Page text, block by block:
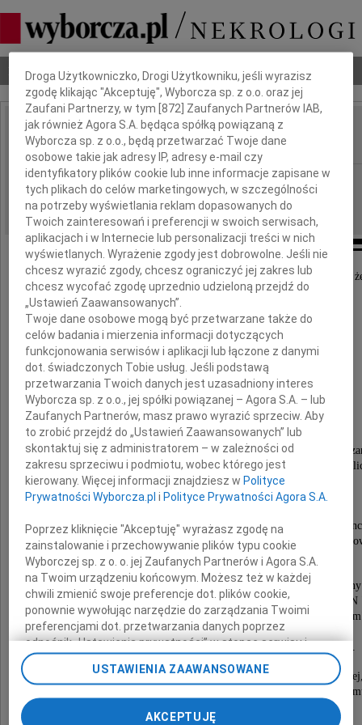
Nekrologi Odeszli Poradnik pogrzebowy
IMIĘ I NAZWISKO: Zenon Wechmann
REGION: Poznań
DATA EMISJI: 24.05.2024
Z głębokim żalem i smutkiem przyjęliśmy wiadomość,
major
Zenon Wechmann
Harcerz, uczestnik drugiej konspiracji o pseudonimie
aresztowany w 1952 r., więzień Rawicza, obozów pracy w
uczestnik Poznańskiego Czerwca 1956.
w wolnej Polsce przewodniczący Wojewódzkiej Rady
prezes Związku Więźniów Politycznych Okresu
Oddział Wielkopolska.
Za swoje pełne poświęcenia Polsce życie
Krzyżem Wolności i Solidarności, Nagrodą Honorową Prezesa
złotym medalem "Reipublicae Memoriae
W 2023 r. odznaczony przez Prezydenta RP
Krzyżem Wielkim Orderu Odrodzenia Polski.
Współpracował z Instytutem Pamięci
dawał nieustannie świadectwo swojego
będąc przykładem dla młodszych pokoleń.
Dbamy o Twoją prywatność
Droga Użytkowniczko, Drogi Użytkowniku, jeśli wyrazisz
zgodę klikając "Akceptuję", Wyborcza sp. z o.o. oraz jej
Zaufani Partnerzy, w tym [872 ] Zaufanych Partnerów IAB,
jak również Agora S.A. będąca spółką powiązaną z
Wyborcza sp. z o.o., będą przetwarzać Twoje dane
osobowe takie jak adresy IP, adresy e-mail czy
identyfikatory plików cookie lub inne informacje zapisane w
tych plikach do celów marketingowych, w szczególności
na potrzeby wyświetlania reklam dopasowanych do
Twoich zainteresowań i preferencji w swoich serwisach,
aplikacjach i w Internecie lub personalizacji treści w nich
wyświetlanych. Wyrażenie zgody jest dobrowolne. Jeśli nie
chcesz wyrazić zgody, chcesz ograniczyć jej zakres lub
chcesz wycofać zgodę uprzednio udzieloną przejdź do
„Ustawień Zaawansowanych”.
Twoje dane osobowe mogą być przetwarzane także do
celów badania i mierzenia informacji dotyczących
funkcjonowania serwisów i aplikacji lub łączone z danymi
dot. świadczonych Tobie usług. Jeśli podstawą
przetwarzania Twoich danych jest uzasadniony interes
Wyborcza sp. z o.o., jej spółki powiązanej – Agora S.A. – lub
Zaufanych Partnerów, masz prawo wyrazić sprzeciw. Aby
to zrobić przejdź do „Ustawień Zaawansowanych” lub
skontaktuj się z administratorem – w zależności od
zakresu sprzeciwu i podmiotu, wobec którego jest
kierowany. Więcej informacji znajdziesz w Polityce
Prywatności Wyborcza.pl i Polityce Prywatności Agora S.A.
Poprzez kliknięcie "Akceptuję" wyrażasz zgodę na
zainstalowanie i przechowywanie plików typu cookie
Wyborczej sp. z o. o. jej Zaufanych Partnerów i Agora S.A.
na Twoim urządzeniu końcowym. Możesz też w każdej
chwili zmienić swoje preferencje dot. plików cookie,
ponownie wywołując narzędzie do zarządzania Twoimi
preferencjami dot. przetwarzania danych poprzez
odnośnik „Ustawienia prywatności” w stopce serwisu i
przechodząc do sekcji „Ustawienia zaawansowane”.
Zmiana ustawień plików cookie możliwa jest także za
USTAWIENIA ZAAWANSOWANE
AKCEPTUJĘ